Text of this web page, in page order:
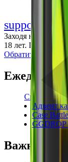
Заходя на этот
18 лет. Проблемы
Обратится за
Свежие
Адвент
Case
Важная